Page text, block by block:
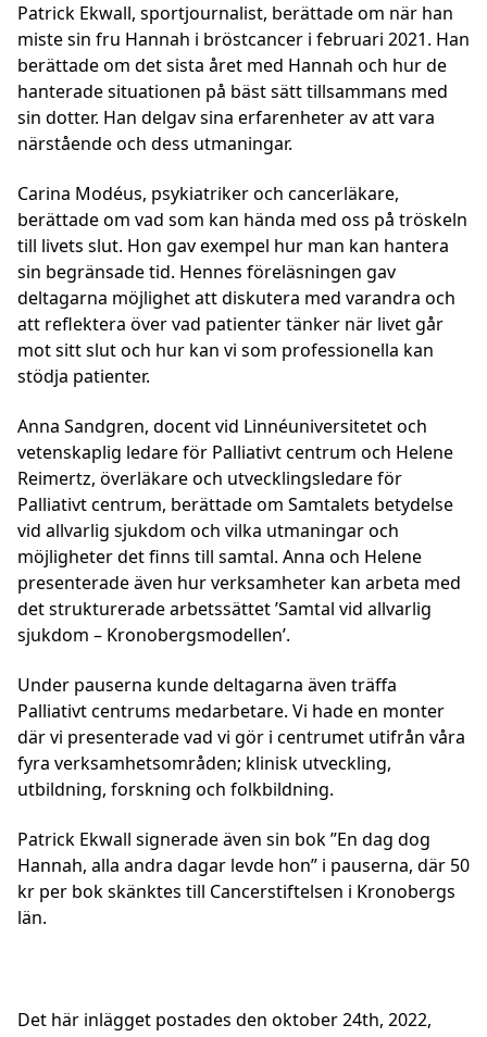
Patrick Ekwall, sportjournalist, berättade om när han
miste sin fru Hannah i bröstcancer i februari 2021. Han
berättade om det sista året med Hannah och hur de
hanterade situationen på bäst sätt tillsammans med
sin dotter. Han delgav sina erfarenheter av att vara
närstående och dess utmaningar.
Carina Modéus, psykiatriker och cancerläkare,
berättade om vad som kan hända med oss på tröskeln
till livets slut. Hon gav exempel hur man kan hantera
sin begränsade tid. Hennes föreläsningen gav
deltagarna möjlighet att diskutera med varandra och
att reflektera över vad patienter tänker när livet går
mot sitt slut och hur kan vi som professionella kan
stödja patienter.
Anna Sandgren, docent vid Linnéuniversitetet och
vetenskaplig ledare för Palliativt centrum och Helene
Reimertz, överläkare och utvecklingsledare för
Palliativt centrum, berättade om Samtalets betydelse
vid allvarlig sjukdom och vilka utmaningar och
möjligheter det finns till samtal. Anna och Helene
presenterade även hur verksamheter kan arbeta med
det strukturerade arbetssättet ’Samtal vid allvarlig
sjukdom – Kronobergsmodellen’.
Under pauserna kunde deltagarna även träffa
Palliativt centrums medarbetare. Vi hade en monter
där vi presenterade vad vi gör i centrumet utifrån våra
fyra verksamhetsområden; klinisk utveckling,
utbildning, forskning och folkbildning.
Patrick Ekwall signerade även sin bok ”En dag dog
Hannah, alla andra dagar levde hon” i pauserna, där 50
kr per bok skänktes till Cancerstiftelsen i Kronobergs
län.
Det här inlägget postades den oktober 24th, 2022,